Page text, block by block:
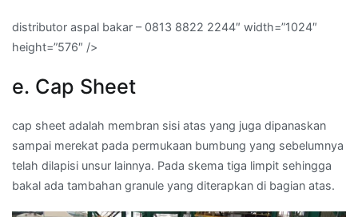
distributor aspal bakar – 0813 8822 2244″ width=”1024″
height=”576″ />
e. Cap Sheet
cap sheet adalah membran sisi atas yang juga dipanaskan
sampai merekat pada permukaan bumbung yang sebelumnya
telah dilapisi unsur lainnya. Pada skema tiga limpit sehingga
bakal ada tambahan granule yang diterapkan di bagian atas.